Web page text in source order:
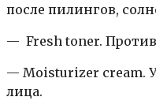
после пилингов,
— Fresh toner.
— Moisturizer cream.
лица.